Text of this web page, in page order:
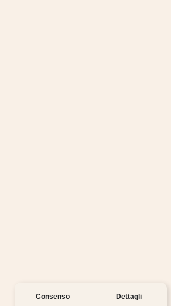
Consenso Dettagli